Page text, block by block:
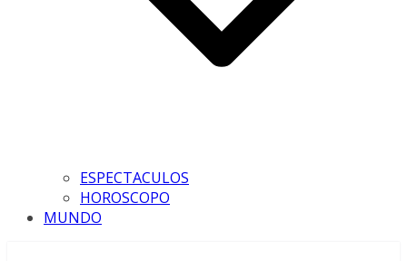
ESPECTACULOS
HOROSCOPO
MUNDO